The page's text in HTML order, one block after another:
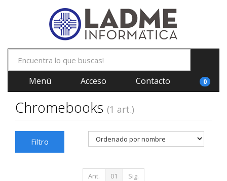
Menú Acceso Contacto 0
Chromebooks (1 art.)
Filtro
Ant. 01 Sig.